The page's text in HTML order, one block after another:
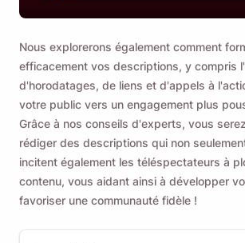
Nous explorerons également comment
efficacement vos descriptions, y compris
d'horodatages, de liens et d'appels à
votre public vers un engagement plus
Grâce à nos conseils d'experts, vous
rédiger des descriptions qui non
incitent également les téléspectateurs à
contenu, vous aidant ainsi à développer
favoriser une communauté fidèle !